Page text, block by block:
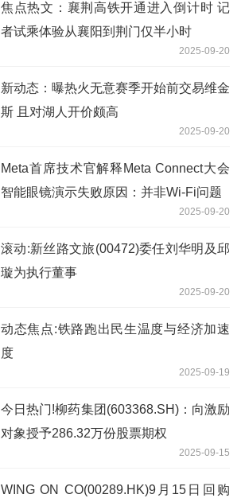
焦点热文：襄荆高铁开通进入倒计时 记
者试乘体验从襄阳到荆门仅半小时
2025-09-20
新动态：曝热火无意赛季开始前交易维金
斯 且对湖人开价颇高
2025-09-20
Meta首席技术官解释Meta Connect大会
智能眼镜演示失败原因：并非Wi-Fi问题
2025-09-20
滚动:新丝路文旅(00472)委任刘华明及邱
璇为执行董事
2025-09-20
动态焦点:铁路跑出民生温度与经济加速
度
2025-09-19
今日热门!柳药集团(603368.SH)：向激励
对象授予286.32万份股票期权
2025-09-15
WING ON CO(00289.HK)9月15日回购